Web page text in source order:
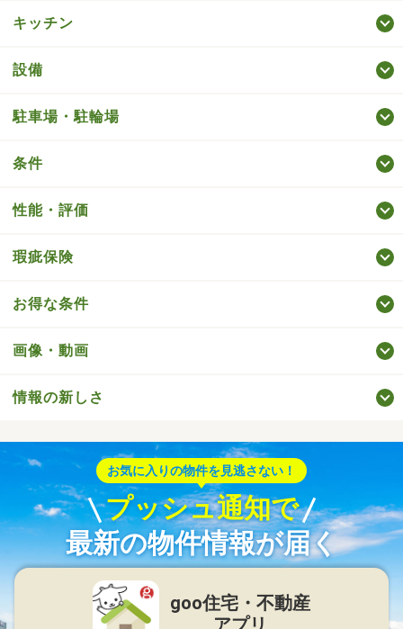
キッチン
設備
駐車場・駐輪場
条件
性能・評価
瑕疵保険
お得な条件
画像・動画
情報の新しさ
お気に入りの物件を見逃さない！
プッシュ通知で
最新の物件情報が届く
goo住宅・不動産
アプリ